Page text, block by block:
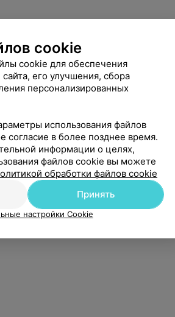
cookie
cookie для обеспечения
его улучшения, сбора
персонализированных
использования файлов
согласие в более позднее время.
информации о целях,
файлов cookie вы можете
обработки файлов cookie
Принять
настройки Cookie